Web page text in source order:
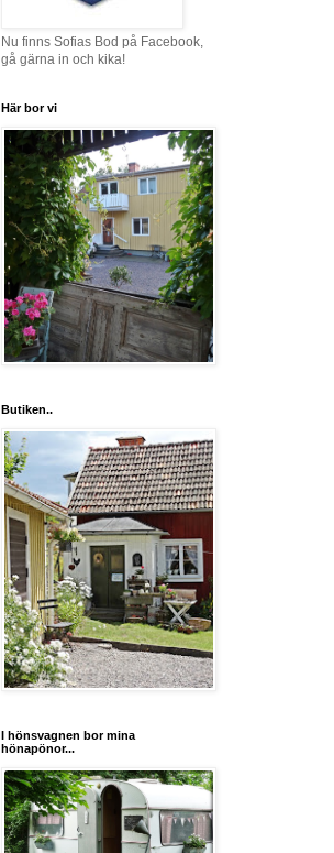
Nu finns Sofias Bod på Facebook,
gå gärna in och kika!
Här bor vi
Butiken..
I hönsvagnen bor mina
hönapönor...